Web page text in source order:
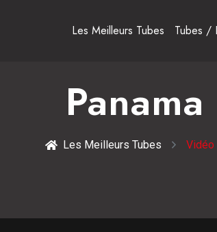
Les Meilleurs Tubes Tubes /
Panama
Les Meilleurs Tubes Vidéo